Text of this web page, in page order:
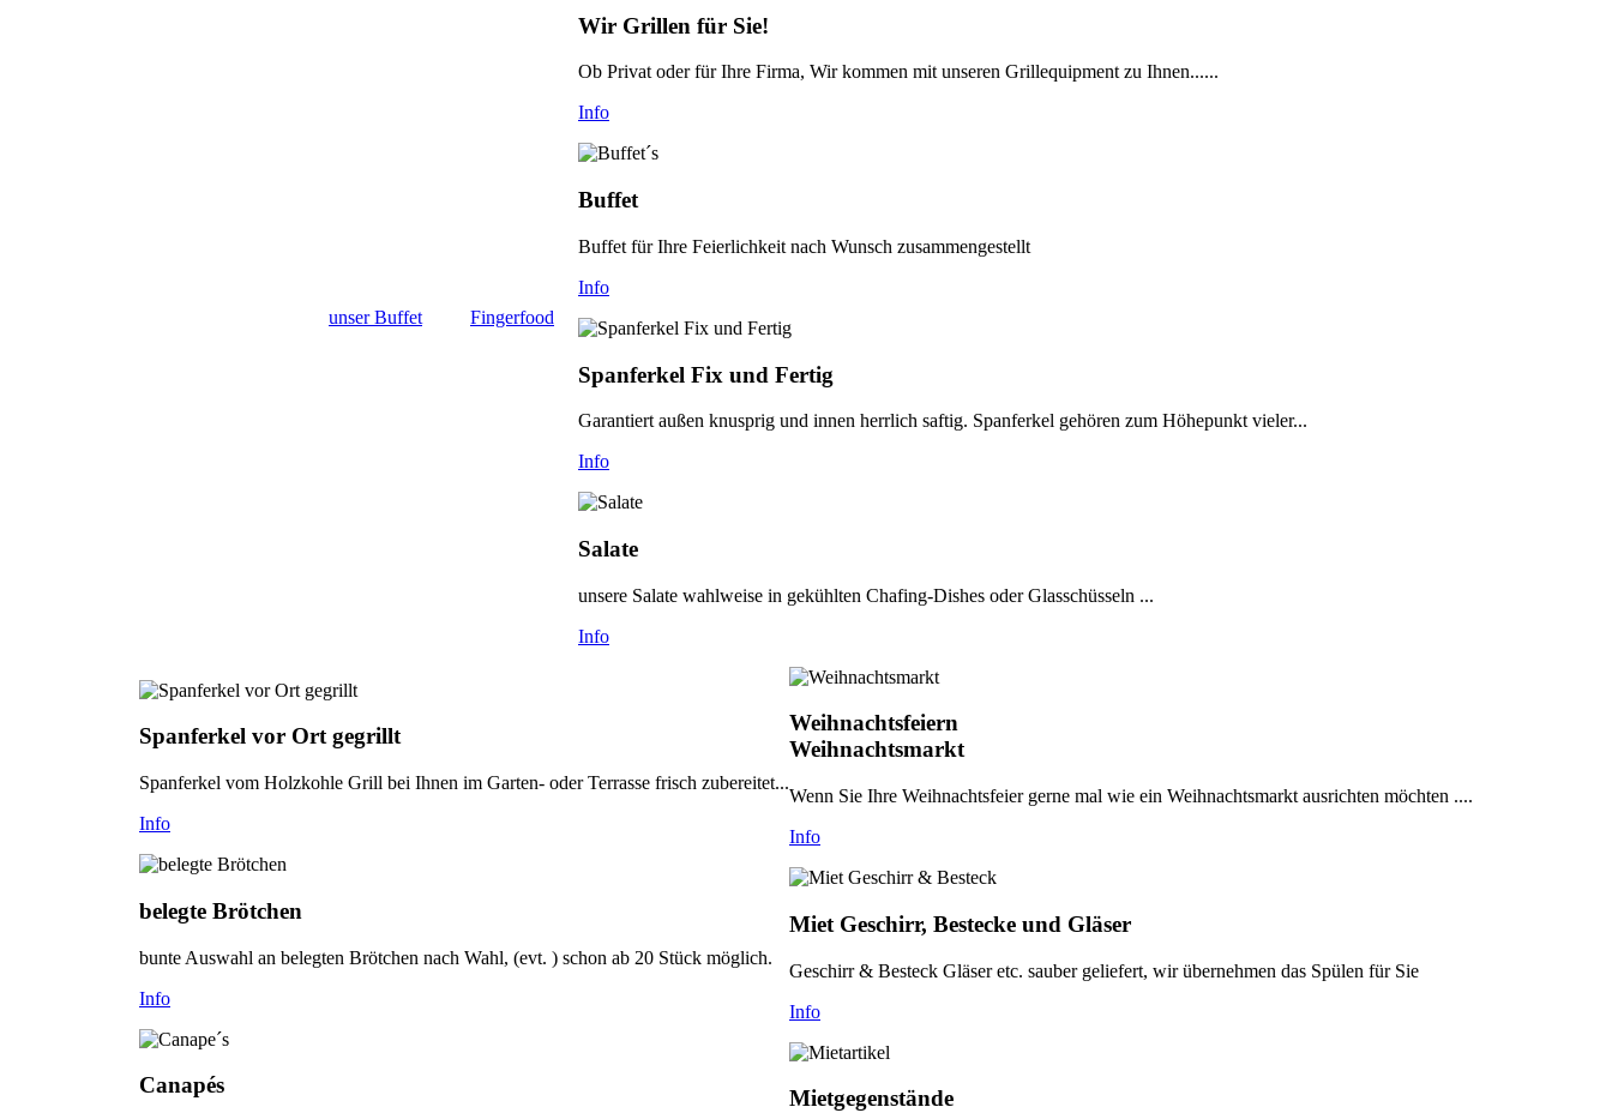
unser Buffet Fingerfood
Wir Grillen für Sie!
Ob Privat oder für Ihre Firma, Wir kommen mit unseren Grillequipment zu Ihnen......
Info
Buffet
Buffet für Ihre Feierlichkeit nach Wunsch zusammengestellt
Info
Spanferkel Fix und Fertig
Garantiert außen knusprig und innen herrlich saftig. Spanferkel gehören zum Höhepunkt vieler...
Info
Salate
unsere Salate wahlweise in gekühlten Chafing-Dishes oder Glasschüsseln ...
Info
Spanferkel vor Ort gegrillt
Spanferkel vom Holzkohle Grill bei Ihnen im Garten- oder Terrasse frisch zubereitet...
Info
belegte Brötchen
bunte Auswahl an belegten Brötchen nach Wahl, (evt. ) schon ab 20 Stück möglich.
Info
Canapés
Weihnachtsfeiern
Weihnachtsmarkt
Wenn Sie Ihre Weihnachtsfeier gerne mal wie ein Weihnachtsmarkt ausrichten möchten ....
Info
Miet Geschirr, Bestecke und Gläser
Geschirr & Besteck Gläser etc. sauber geliefert, wir übernehmen das Spülen für Sie
Info
Mietgegenstände